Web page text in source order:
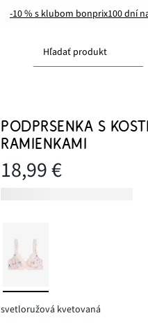
-10 % s klubom bonprix100 dní
Hľadať produkt
PODPRSENKA S
RAMIENKAMI
18,99 €
svetloružová kvetovaná